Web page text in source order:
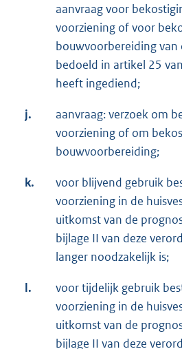
aanvraag voor
voorziening of voor
bouwvoorbereiding van
bedoeld in artikel 25
heeft ingediend;
j.
aanvraag: verzoek om
voorziening of om
bouwvoorbereiding;
k.
voor blijvend gebruik
voorziening in de
uitkomst van de
bijlage II van deze
langer noodzakelijk is;
l.
voor tijdelijk gebruik
voorziening in de
uitkomst van de
bijlage II van deze